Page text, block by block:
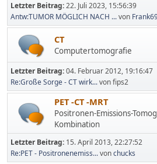
Letzter Beitrag:22. Juli 2023, 15:56:39
Antw:TUMOR MÖGLICH NACH ...von
CT
Computertomografie
Letzter Beitrag:04. Februar 2012, 19:16:47
Re:Große Sorge - CT wirk...von fips2
PET -CT -MRT
Positronen-Emissions-
Kombination
Letzter Beitrag: 15. April 2013, 22:27:52
Re:PET - Positronenemiss...vonchucks